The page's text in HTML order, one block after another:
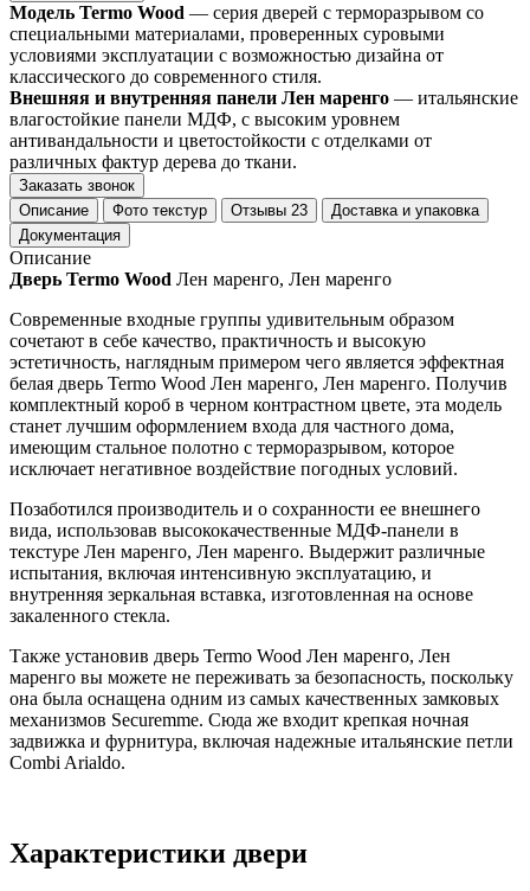
Модель Termo Wood — серия дверей с терморазрывом со
специальными материалами, проверенных суровыми
условиями эксплуатации с возможностью дизайна от
классического до современного стиля.
Внешняя и внутренняя панели Лен маренго — итальянские
влагостойкие панели МДФ, с высоким уровнем
антивандальности и цветостойкости с отделками от
различных фактур дерева до ткани.
Заказать звонок
Описание
Фото текстур Отзывы 23
Доставка и упаковка
Документация
Описание
Дверь Termo Wood Лен маренго, Лен маренго
Современные входные группы удивительным образом
сочетают в себе качество, практичность и высокую
эстетичность, наглядным примером чего является эффектная
белая дверь Termo Wood Лен маренго, Лен маренго. Получив
комплектный короб в черном контрастном цвете, эта модель
станет лучшим оформлением входа для частного дома,
имеющим стальное полотно с терморазрывом, которое
исключает негативное воздействие погодных условий.
Позаботился производитель и о сохранности ее внешнего
вида, использовав высококачественные МДФ-панели в
текстуре Лен маренго, Лен маренго. Выдержит различные
испытания, включая интенсивную эксплуатацию, и
внутренняя зеркальная вставка, изготовленная на основе
закаленного стекла.
Также установив дверь Termo Wood Лен маренго, Лен
маренго вы можете не переживать за безопасность, поскольку
она была оснащена одним из самых качественных замковых
механизмов Securemme. Сюда же входит крепкая ночная
задвижка и фурнитура, включая надежные итальянские петли
Combi Arialdo.
Характеристики двери